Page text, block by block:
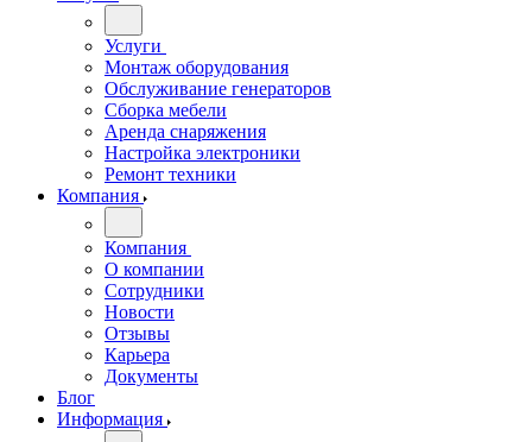
Услуги
Монтаж оборудования
Обслуживание генераторов
Сборка мебели
Аренда снаряжения
Настройка электроники
Ремонт техники
Компания
Компания
О компании
Сотрудники
Новости
Отзывы
Карьера
Документы
Блог
Информация